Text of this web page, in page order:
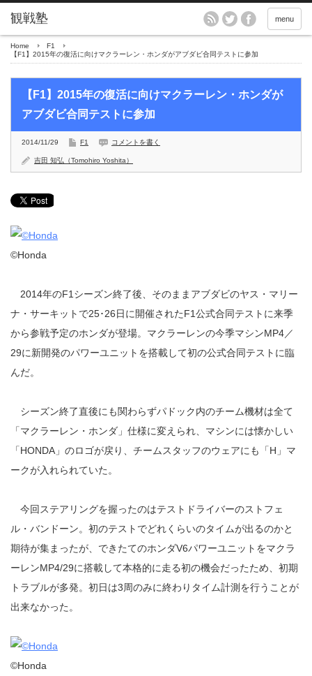
menu
Home
F1
【F1】2015年の復活に向けマクラーレン・ホンダがアブダビ合同テストに参加
【F1】2015年の復活に向けマクラーレン・ホンダが
アブダビ合同テストに参加
2014/11/29 F1 コメントを書く
吉田 知弘（Tomohiro Yoshita）
©Honda
2014年のF1シーズン終了後、そのままアブダビのヤス・マリー
ナ・サーキットで25･26日に開催されたF1公式合同テストに来季
から参戦予定のホンダが登場。マクラーレンの今季マシンMP4／
29に新開発のパワーユニットを搭載して初の公式合同テストに臨
んだ。
シーズン終了直後にも関わらずパドック内のチーム機材は全て
「マクラーレン・ホンダ」仕様に変えられ、マシンには懐かしい
「HONDA」のロゴが戻り、チームスタッフのウェアにも「H」マ
ークが入れられていた。
今回ステアリングを握ったのはテストドライバーのストフェ
ル・バンドーン。初のテストでどれくらいのタイムが出るのかと
期待が集まったが、できたてのホンダV6パワーユニットをマクラ
ーレンMP4/29に搭載して本格的に走る初の機会だったため、初期
トラブルが多発。初日は3周のみに終わりタイム計測を行うことが
出来なかった。
©Honda